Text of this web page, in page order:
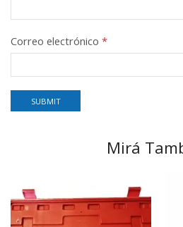
Correo electrónico *
Mirá